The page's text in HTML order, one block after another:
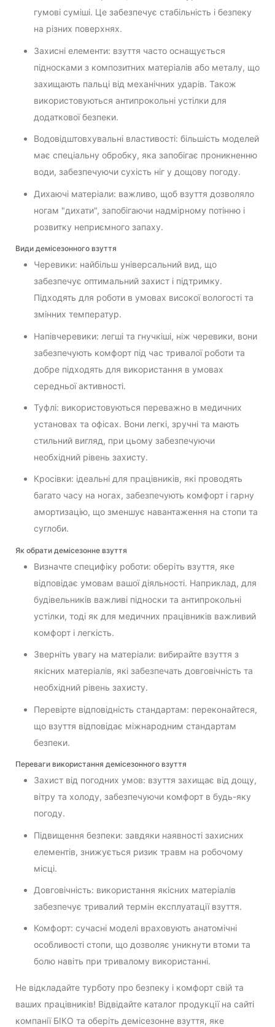
гумові суміші. Це забезпечує стабільність і безпеку
на різних поверхнях.
Захисні елементи: взуття часто оснащується
підносками з композитних матеріалів або металу, що
захищають пальці від механічних ударів. Також
використовуються антипрокольні устілки для
додаткової безпеки.
Водовідштовхувальні властивості: більшість моделей
має спеціальну обробку, яка запобігає проникненню
води, забезпечуючи сухість ніг у дощову погоду.
Дихаючі матеріали: важливо, щоб взуття дозволяло
ногам "дихати", запобігаючи надмірному потінню і
розвитку неприємного запаху.
Види демісезонного взуття
Черевики: найбільш універсальний вид, що
забезпечує оптимальний захист і підтримку.
Підходять для роботи в умовах високої вологості та
змінних температур.
Напівчеревики: легші та гнучкіші, ніж черевики, вони
забезпечують комфорт під час тривалої роботи та
добре підходять для використання в умовах
середньої активності.
Туфлі: використовуються переважно в медичних
установах та офісах. Вони легкі, зручні та мають
стильний вигляд, при цьому забезпечуючи
необхідний рівень захисту.
Кросівки: ідеальні для працівників, які проводять
багато часу на ногах, забезпечують комфорт і гарну
амортизацію, що зменшує навантаження на стопи та
суглоби.
Як обрати демісезонне взуття
Визначте специфіку роботи: оберіть взуття, яке
відповідає умовам вашої діяльності. Наприклад, для
будівельників важливі підноски та антипрокольні
устілки, тоді як для медичних працівників важливий
комфорт і легкість.
Зверніть увагу на матеріали: вибирайте взуття з
якісних матеріалів, які забезпечать довговічність та
необхідний рівень захисту.
Перевірте відповідність стандартам: переконайтеся,
що взуття відповідає міжнародним стандартам
безпеки.
Переваги використання демісезонного взуття
Захист від погодних умов: взуття захищає від дощу,
вітру та холоду, забезпечуючи комфорт в будь-яку
погоду.
Підвищення безпеки: завдяки наявності захисних
елементів, знижується ризик травм на робочому
місці.
Довговічність: використання якісних матеріалів
забезпечує тривалий термін експлуатації взуття.
Комфорт: сучасні моделі враховують анатомічні
особливості стопи, що дозволяє уникнути втоми та
болю навіть при тривалому використанні.
Не відкладайте турботу про безпеку і комфорт свій та
ваших працівників! Відвідайте каталог продукції на сайті
компанії БІКО та оберіть демісезонне взуття, яке